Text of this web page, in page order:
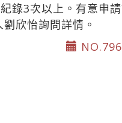
錄3次以上。有意申
欣怡詢問詳情。